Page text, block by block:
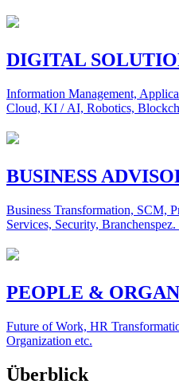
DIGITAL
Information Management,
Cloud, KI / AI, Robotics,
BUSINESS
Business Transformation, SCM,
Services, Security,
PEOPLE &
Future of Work, HR
Organization etc.
Überblick